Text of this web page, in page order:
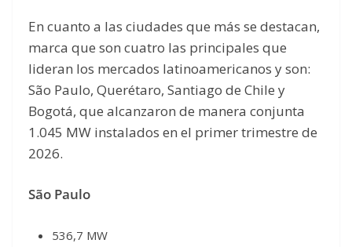
En cuanto a las ciudades que más se destacan,
marca que son cuatro las principales que
lideran los mercados latinoamericanos y son:
São Paulo, Querétaro, Santiago de Chile y
Bogotá, que alcanzaron de manera conjunta
1.045 MW instalados en el primer trimestre de
2026.
São Paulo
536,7 MW